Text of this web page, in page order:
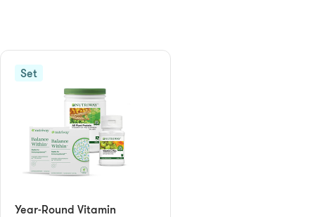
Set
Year-Round Vitamin